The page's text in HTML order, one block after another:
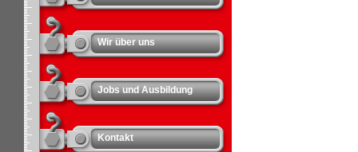
Wir über uns
Jobs und Ausbildung
Kontakt